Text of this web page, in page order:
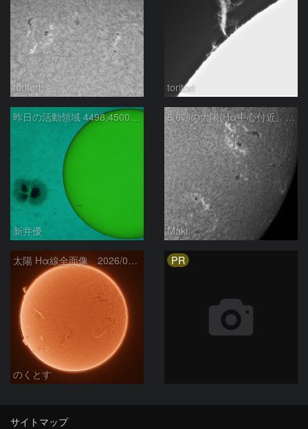
toritori toritori
昨日の活動領域 4498,4500：2026/08/05
新井優
8/6朝の太陽(Hα中心付近、4498、4502付近)
Maki
太陽 Hα線全面像 2026/08/06
のくとす
PR
サイトマップ